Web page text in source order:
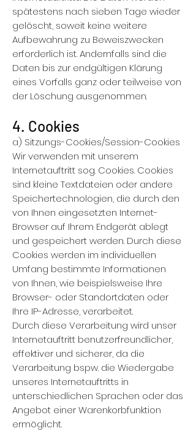
spätestens nach sieben Tage wieder
gelöscht, soweit keine weitere
Aufbewahrung zu Beweiszwecken
erforderlich ist. Andernfalls sind die
Daten bis zur endgültigen Klärung
eines Vorfalls ganz oder teilweise von
der Löschung ausgenommen.
4. Cookies
a) Sitzungs-Cookies/Session-Cookies
Wir verwenden mit unserem
Internetauftritt sog. Cookies. Cookies
sind kleine Textdateien oder andere
Speichertechnologien, die durch den
von Ihnen eingesetzten Internet-
Browser auf Ihrem Endgerät ablegt
und gespeichert werden. Durch diese
Cookies werden im individuellen
Umfang bestimmte Informationen
von Ihnen, wie beispielsweise Ihre
Browser- oder Standortdaten oder
Ihre IP-Adresse, verarbeitet.
Durch diese Verarbeitung wird unser
Internetauftritt benutzerfreundlicher,
effektiver und sicherer, da die
Verarbeitung bspw. die Wiedergabe
unseres Internetauftritts in
unterschiedlichen Sprachen oder das
Angebot einer Warenkorbfunktion
ermöglicht.